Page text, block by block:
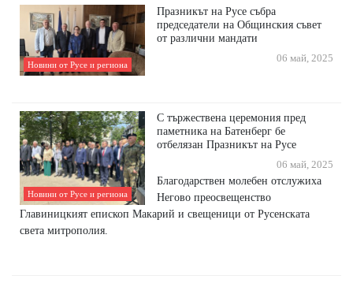
Новини от Русе и региона
Празникът на Русе събра
председатели на Общинския съвет
от различни мандати
06 май, 2025
Новини от Русе и региона
С тържествена церемония пред
паметника на Батенберг бе
отбелязан Празникът на Русе
06 май, 2025
Благодарствен молебен отслужиха
Негово преосвещенство
Главиницкият епископ Макарий и свещеници от Русенската
света митрополия.